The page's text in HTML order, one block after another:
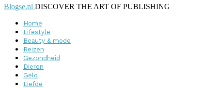
Blogse.nl DISCOVER THE ART OF PUBLISHING
Home
Lifestyle
Beauty & mode
Reizen
Gezondheid
Dieren
Geld
Liefde